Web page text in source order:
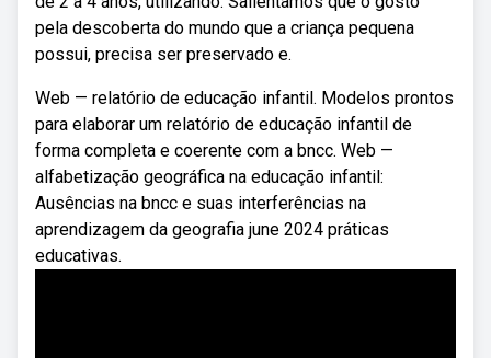
pela descoberta do mundo que a criança pequena
possui, precisa ser preservado e.
Web — relatório de educação infantil. Modelos prontos
para elaborar um relatório de educação infantil de
forma completa e coerente com a bncc. Web —
alfabetização geográfica na educação infantil:
Ausências na bncc e suas interferências na
aprendizagem da geografia june 2024 práticas
educativas.